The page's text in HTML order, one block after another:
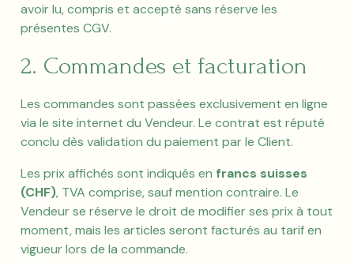
avoir lu, compris et accepté sans réserve les
présentes CGV.
2. Commandes et facturation
Les commandes sont passées exclusivement en ligne
via le site internet du Vendeur. Le contrat est réputé
conclu dès validation du paiement par le Client.
Les prix affichés sont indiqués en francs suisses
(CHF), TVA comprise, sauf mention contraire. Le
Vendeur se réserve le droit de modifier ses prix à tout
moment, mais les articles seront facturés au tarif en
vigueur lors de la commande.